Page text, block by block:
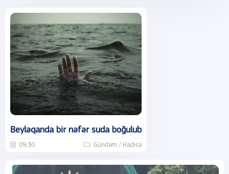
Beyləqanda bir nəfər suda boğulub
09:30 Gündəm / Hadisə